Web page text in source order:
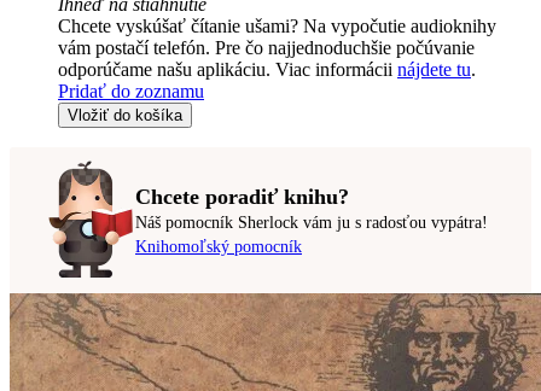
Ihneď na stiahnutie
Chcete vyskúšať čítanie ušami? Na vypočutie audioknihy
vám postačí telefón. Pre čo najjednoduchšie počúvanie
odporúčame našu aplikáciu. Viac informácii nájdete tu.
Pridať do zoznamu
Vložiť do košíka
Chcete poradiť knihu?
Náš pomocník Sherlock vám ju s radosťou vypátra!
Knihomoľský pomocník